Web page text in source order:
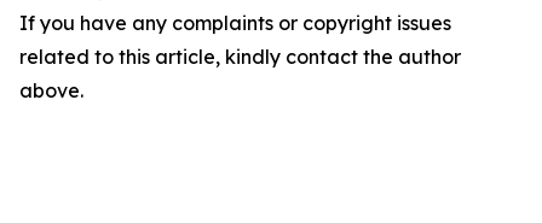
If you have any complaints or copyright issues
related to this article, kindly contact the author
above.